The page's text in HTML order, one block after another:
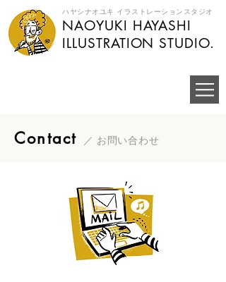
ハヤシナオユキ イラストレーションスタジオ
NAOYUKI HAYASHI
​ILLUSTRATION STUDIO.
​Contact ／ お問い合わせ